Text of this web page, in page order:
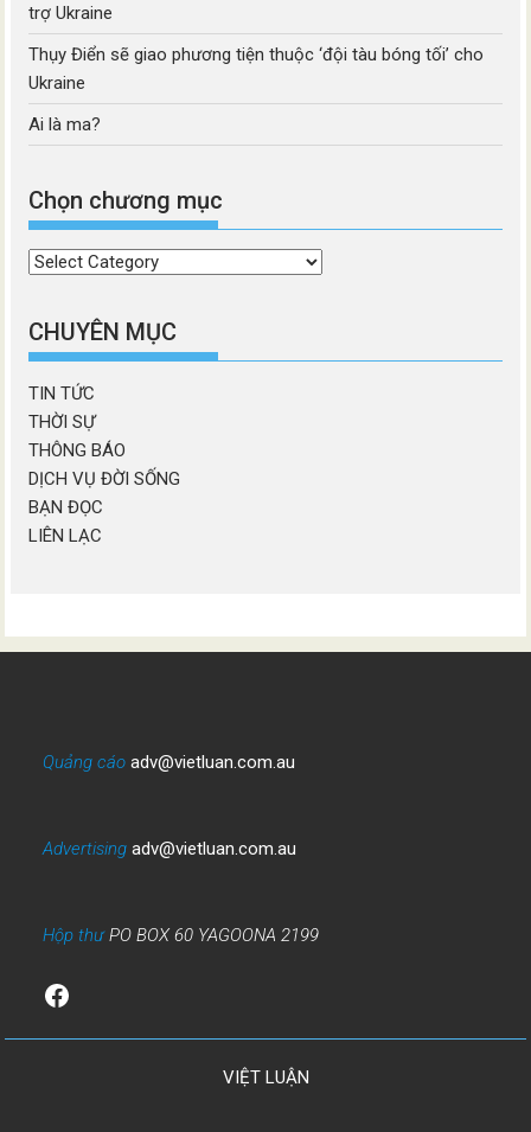
trợ Ukraine
Thụy Điển sẽ giao phương tiện thuộc ‘đội tàu bóng tối’ cho
Ukraine
Ai là ma?
Chọn chương mục
Chọn
mục
CHUYÊN MỤC
TIN TỨC
THỜI SỰ
THÔNG BÁO
DỊCH VỤ ĐỜI SỐNG
BẠN ĐỌC
LIÊN LẠC
Quảng cáo adv@vietluan.com.au
Advertising adv@vietluan.com.au
Hộp thưPO BOX 60 YAGOONA 2199
Facebook
VIỆT LUẬN